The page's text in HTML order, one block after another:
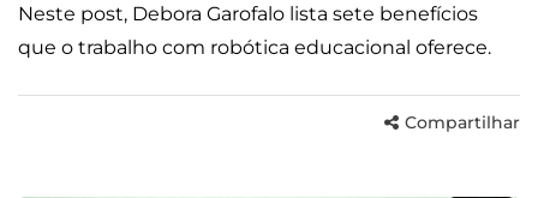
Neste post, Debora Garofalo lista sete benefícios
que o trabalho com robótica educacional oferece.
Compartilhar